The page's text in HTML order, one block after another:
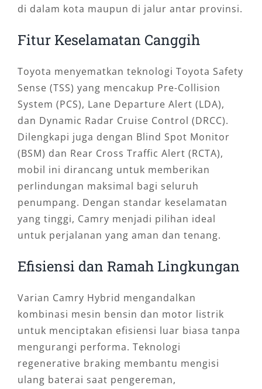
di dalam kota maupun di jalur antar provinsi.
Fitur Keselamatan Canggih
Toyota menyematkan teknologi Toyota Safety
Sense (TSS) yang mencakup Pre-Collision
System (PCS), Lane Departure Alert (LDA),
dan Dynamic Radar Cruise Control (DRCC).
Dilengkapi juga dengan Blind Spot Monitor
(BSM) dan Rear Cross Traffic Alert (RCTA),
mobil ini dirancang untuk memberikan
perlindungan maksimal bagi seluruh
penumpang. Dengan standar keselamatan
yang tinggi, Camry menjadi pilihan ideal
untuk perjalanan yang aman dan tenang.
Efisiensi dan Ramah Lingkungan
Varian Camry Hybrid mengandalkan
kombinasi mesin bensin dan motor listrik
untuk menciptakan efisiensi luar biasa tanpa
mengurangi performa. Teknologi
regenerative braking membantu mengisi
ulang baterai saat pengereman,